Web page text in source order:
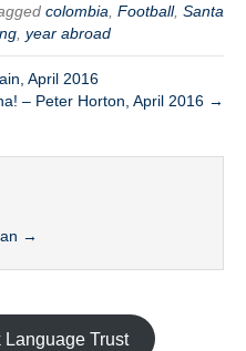
colombia Football, Santa
year abroad
April 2016
– Peter Horton, April 2016 →
→
Language Trust